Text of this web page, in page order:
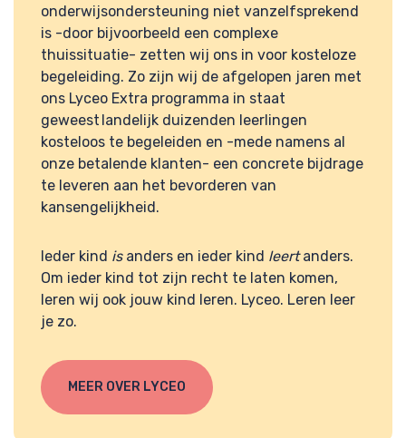
onderwijsondersteuning niet vanzelfsprekend
is -door bijvoorbeeld een complexe
thuissituatie- zetten wij ons in voor kosteloze
begeleiding. Zo zijn wij de afgelopen jaren met
ons Lyceo Extra programma in staat
geweest landelijk duizenden leerlingen
kosteloos te begeleiden en -mede namens al
onze betalende klanten- een concrete bijdrage
te leveren aan het bevorderen van
kansengelijkheid.
Ieder kind isanders en ieder kind leertanders.
Om ieder kind tot zijn recht te laten komen,
leren wij ook jouw kind leren. Lyceo. Leren leer
je zo.
MEER OVER LYCEO